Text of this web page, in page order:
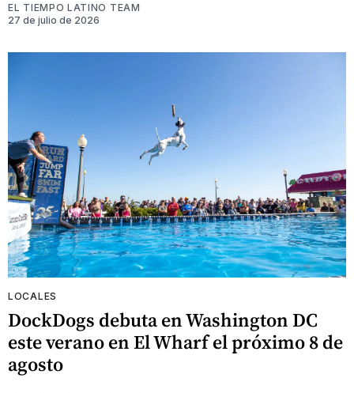
EL TIEMPO LATINO TEAM
27 de julio de 2026
LOCALES
DockDogs debuta en Washington DC
este verano en El Wharf el próximo 8 de
agosto